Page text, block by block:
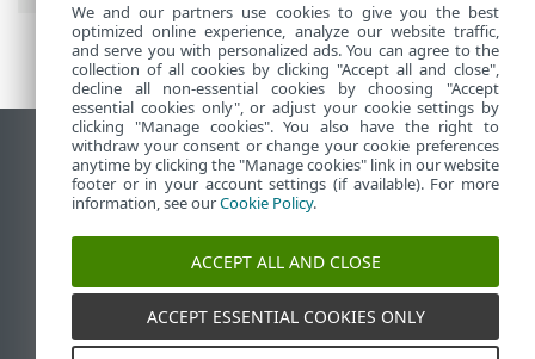
Afficher le site des postes de travail
End of Life
Base de connaissances ESET
Forum ESET
ESET Status Portal
Support régional
We and our partners use cookies to give you the best
optimized online experience, analyze our website traffic,
and serve you with personalized ads. You can agree to the
collection of all cookies by clicking "Accept all and close",
decline all non-essential cookies by choosing "Accept
essential cookies only", or adjust your cookie settings by
clicking "Manage cookies". You also have the right to
withdraw your consent or change your cookie preferences
anytime by clicking the "Manage cookies" link in our website
footer or in your account settings (if available). For more
information, see ourCookie Policy.
ACCEPT ALL AND CLOSE
ACCEPT ESSENTIAL COOKIES ONLY